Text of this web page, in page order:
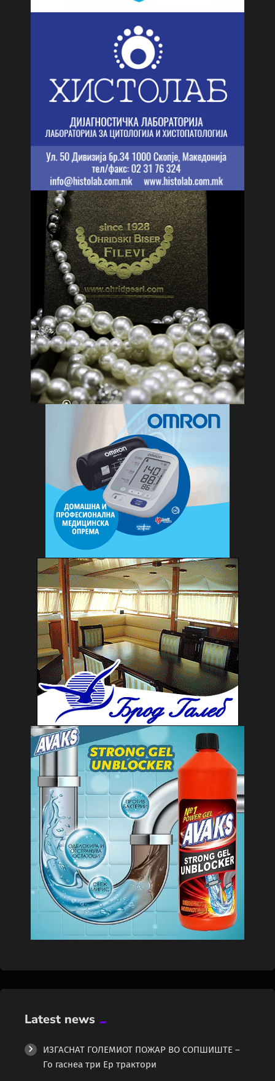
Latest news
ИЗГАСНАТ ГОЛЕМИОТ ПОЖАР ВО СОПШИШТЕ –
Го гаснеа три Ер трактори